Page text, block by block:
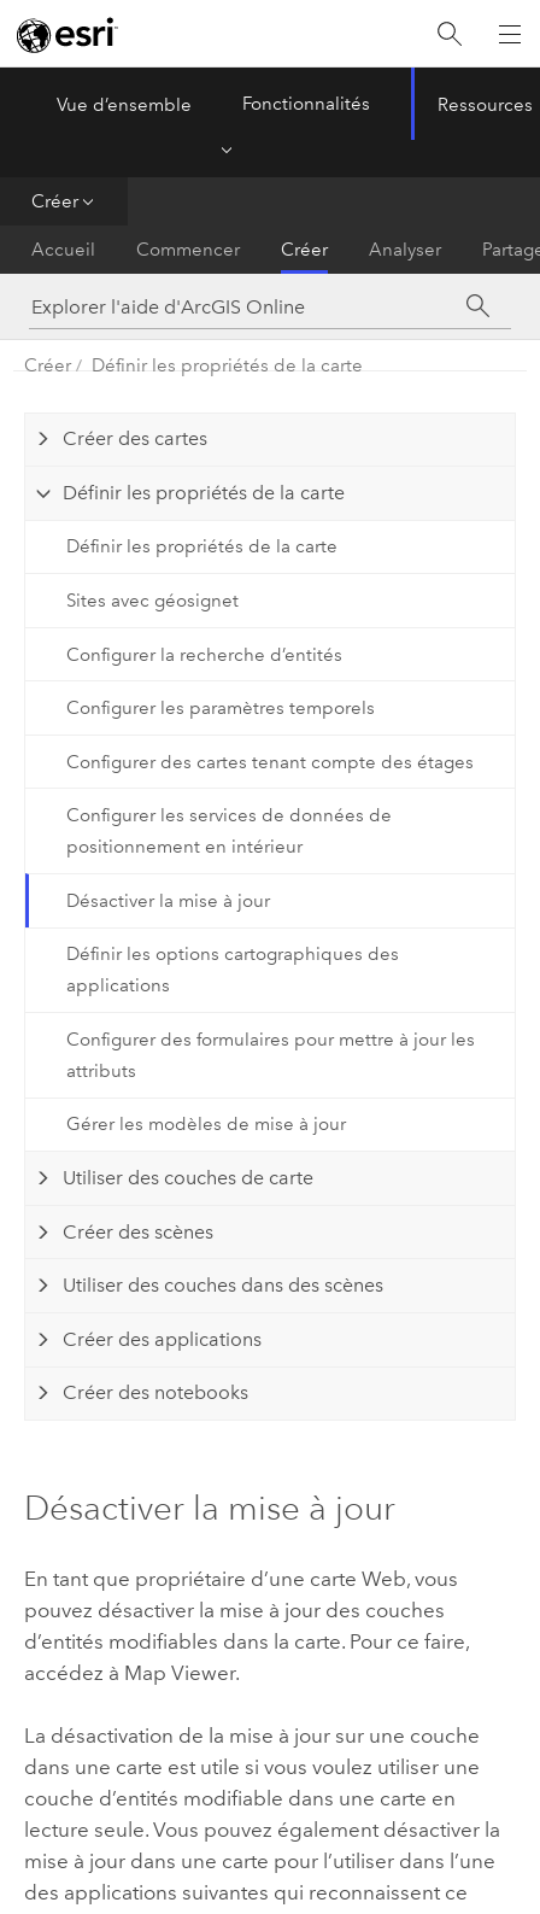
ArcGIS Online
Vue d’ensemble Fonctionnalités Ressources
Créer
Accueil Commencer Créer Analyser
Créer Définir les propriétés de la carte
Créer des cartes
Définir les propriétés de la carte
Définir les propriétés de la carte
Sites avec géosignet
Configurer la recherche d’entités
Configurer les paramètres temporels
Configurer des cartes tenant compte des étages
Configurer les services de données de
positionnement en intérieur
Désactiver la mise à jour
Définir les options cartographiques des
applications
Configurer des formulaires pour mettre à jour les
attributs
Gérer les modèles de mise à jour
Utiliser des couches de carte
Créer des scènes
Utiliser des couches dans des scènes
Créer des applications
Créer des notebooks
Désactiver la mise à jour
En tant que propriétaire d’une carte Web, vous
pouvez désactiver la mise à jour des couches
d’entités modifiables dans la carte. Pour ce faire,
accédez à Map Viewer.
La désactivation de la mise à jour sur une couche
dans une carte est utile si vous voulez utiliser une
couche d’entités modifiable dans une carte en
lecture seule. Vous pouvez également désactiver la
mise à jour dans une carte pour l’utiliser dans l’une
des applications suivantes qui reconnaissent ce